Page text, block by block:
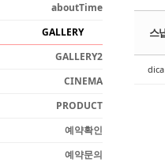
aboutTime
GALLERY
GALLERY2
CINEMA
PRODUCT
예약확인
예약문의
스
dica
Sketchbook5,